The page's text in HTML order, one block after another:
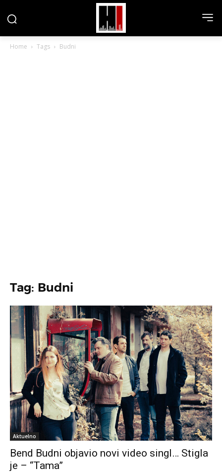
Home Tags Budni
Tag: Budni
Aktuelno
Bend Budni objavio novi video singl… Stigla
je – “Tama”